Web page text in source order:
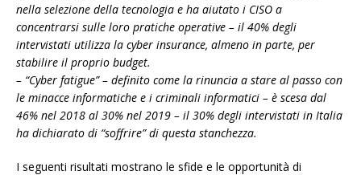
nella selezione della tecnologia e ha aiutato i CISO a
concentrarsi sulle loro pratiche operative – il 40% degli
intervistati utilizza la cyber insurance, almeno in parte, per
stabilire il proprio budget.
– “Cyber fatigue” – definito come la rinuncia a stare al passo con
le minacce informatiche e i criminali informatici – è scesa dal
46% nel 2018 al 30% nel 2019 – il 30% degli intervistati in Italia
ha dichiarato di “soffrire” di questa stanchezza.
I seguenti risultati mostrano le sfide e le opportunità di